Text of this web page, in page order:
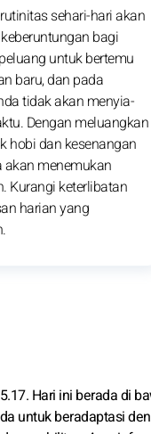
sehari-hari akan
bagi
untuk bertemu
baru, dan pada
tidak akan menyia-
Dengan meluangkan
hobi dan kesenangan
akan menemukan
Kurangi keterlibatan
harian yang
Hari ini berada di
untuk beradaptasi